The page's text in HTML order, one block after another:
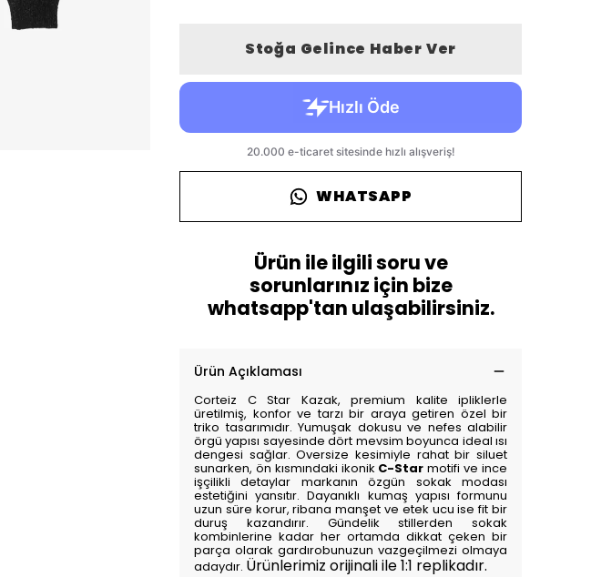
Stoğa Gelince Haber Ver
WHATSAPP
Ürün ile ilgili soru ve
sorunlarınız için bize
whatsapp'tan ulaşabilirsiniz.
Ürün Açıklaması
Corteiz C Star Kazak, premium kalite ipliklerle
üretilmiş, konfor ve tarzı bir araya getiren özel bir
triko tasarımıdır. Yumuşak dokusu ve nefes alabilir
örgü yapısı sayesinde dört mevsim boyunca ideal ısı
dengesi sağlar. Oversize kesimiyle rahat bir siluet
sunarken, ön kısmındaki ikonik C-Star motifi ve ince
işçilikli detaylar markanın özgün sokak modası
estetiğini yansıtır. Dayanıklı kumaş yapısı formunu
uzun süre korur, ribana manşet ve etek ucu ise fit bir
duruş kazandırır. Gündelik stillerden sokak
kombinlerine kadar her ortamda dikkat çeken bir
parça olarak gardırobunuzun vazgeçilmezi olmaya
adaydır. Ürünlerimiz orijinali ile 1:1 replikadır.